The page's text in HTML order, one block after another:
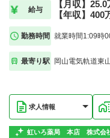
給与
【月収】
【年収】
勤務時間 就業時間1:09時
最寄り駅 岡山電気軌道東
求人情報
虹いろ薬局 本店 株式会